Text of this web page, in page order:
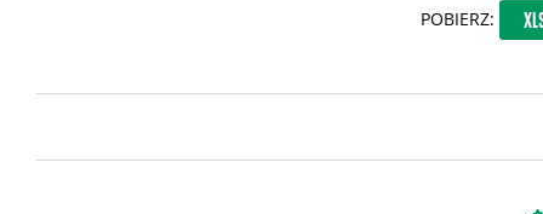
POBIERZ: